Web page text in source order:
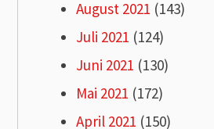
August 2021 (143)
Juli 2021 (124)
Juni 2021 (130)
Mai 2021 (172)
April 2021 (150)